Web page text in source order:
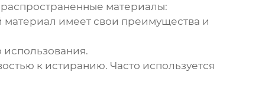
материалы:
имеет свои преимущества и
к истиранию. Часто используется